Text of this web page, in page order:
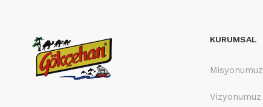
KURUMSAL
Misyonumuz
Vizyonumuz